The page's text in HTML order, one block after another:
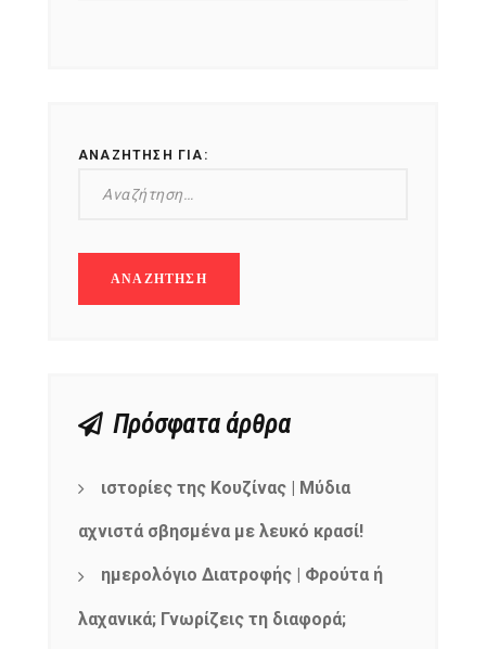
ΑΝΑΖΉΤΗΣΗ ΓΙΑ:
Πρόσφατα άρθρα
ιστορίες της Κουζίνας | Μύδια
αχνιστά σβησμένα με λευκό κρασί!
ημερολόγιο Διατροφής | Φρούτα ή
λαχανικά; Γνωρίζεις τη διαφορά;